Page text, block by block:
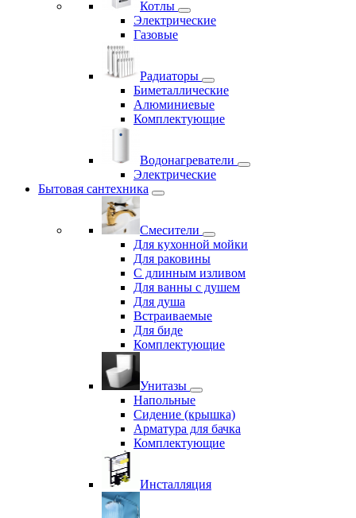
Котлы
Электрические
Газовые
Радиаторы
Биметаллические
Алюминиевые
Комплектующие
Водонагреватели
Электрические
Бытовая сантехника
Смесители
Для кухонной мойки
Для раковины
С длинным изливом
Для ванны с душем
Для душа
Встраиваемые
Для биде
Комплектующие
Унитазы
Напольные
Сидение (крышка)
Арматура для бачка
Комплектующие
Инсталляция